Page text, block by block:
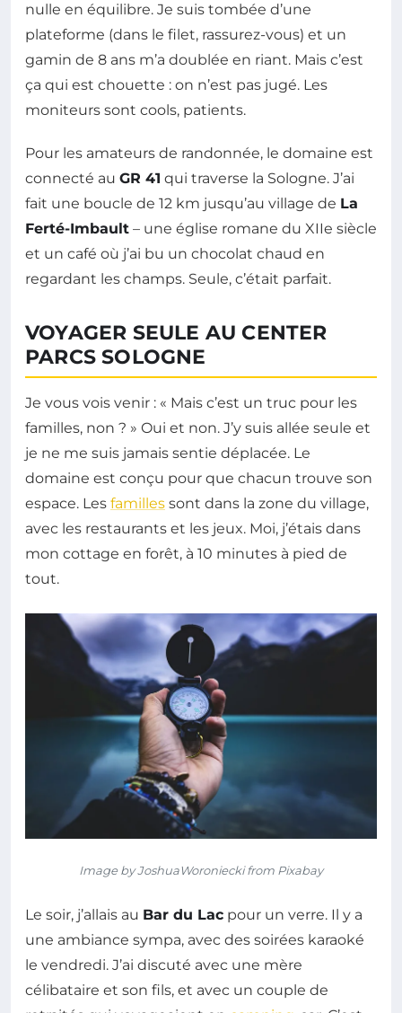
nulle en équilibre. Je suis tombée d’une
plateforme (dans le filet, rassurez-vous) et un
gamin de 8 ans m’a doublée en riant. Mais c’est
ça qui est chouette : on n’est pas jugé. Les
moniteurs sont cools, patients.
Pour les amateurs de randonnée, le domaine est
connecté au GR 41 qui traverse la Sologne. J’ai
fait une boucle de 12 km jusqu’au village de La
Ferté-Imbault – une église romane du XIIe siècle
et un café où j’ai bu un chocolat chaud en
regardant les champs. Seule, c’était parfait.
VOYAGER SEULE AU CENTER
PARCS SOLOGNE
Je vous vois venir : « Mais c’est un truc pour les
familles, non ? » Oui et non. J’y suis allée seule et
je ne me suis jamais sentie déplacée. Le
domaine est conçu pour que chacun trouve son
espace. Les familles sont dans la zone du village,
avec les restaurants et les jeux. Moi, j’étais dans
mon cottage en forêt, à 10 minutes à pied de
tout.
Image by JoshuaWoroniecki from Pixabay
Le soir, j’allais au Bar du Lac pour un verre. Il y a
une ambiance sympa, avec des soirées karaoké
le vendredi. J’ai discuté avec une mère
célibataire et son fils, et avec un couple de